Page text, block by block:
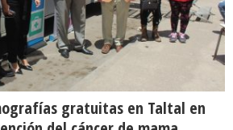
gratuitas en Taltal en